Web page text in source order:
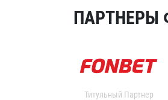
ПАРТНЕРЫ
Титульный Партнер